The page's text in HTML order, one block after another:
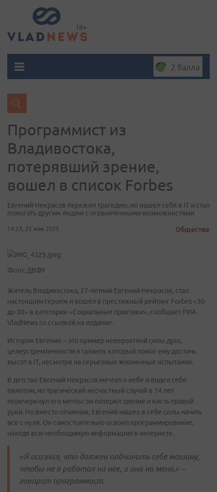
2 балла
Программист из
Владивостока,
потерявший зрение,
вошел в список Forbes
Евгений Некрасов пережил трагедию, но нашел себя в IT и стал
помогать другим людям с ограниченными возможностями
14:23, 25 мая 2025 Общество
Фото: ДВФУ
Житель Владивостока, 27-летний Евгений Некрасов, стал
настоящим героем и вошел в престижный рейтинг Forbes «30
до 30» в категории «Социальные практики», сообщает РИА
VladNews со ссылкой на издание.
История Евгения – это пример невероятной силы духа,
целеустремленности и таланта, который помог ему достичь
высот в IT, несмотря на серьезные жизненные испытания.
В детстве Евгений Некрасов мечтал о небе и видел себя
пилотом, но трагический несчастный случай в 14 лет
перечеркнул его мечты: он потерял зрение и кисть правой
руки. Но вместо отчаяния, Евгений нашел в себе силы начать
все с нуля. Он самостоятельно освоил программирование,
находя всю необходимую информацию в интернете.
«Я осознал, что должен подчинить себе машину,
чтобы не я работал на нее, а она на меня,» –
говорит программист.